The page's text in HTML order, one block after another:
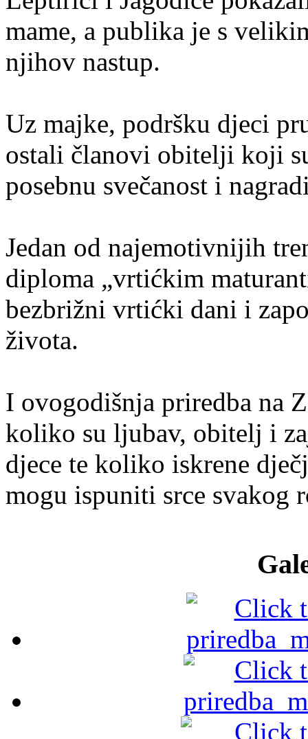
mame, a publika je s
njihov nastup.
Uz majke, podršku djeci
ostali članovi obitelji koji
posebnu svečanost i
Jedan od najemotivnijih
diploma „vrtićkim
bezbrižni vrtićki dani i
života.
I ovogodišnja priredba na
koliko su ljubav, obitelj i
djece te koliko iskrene
mogu ispuniti srce svakog